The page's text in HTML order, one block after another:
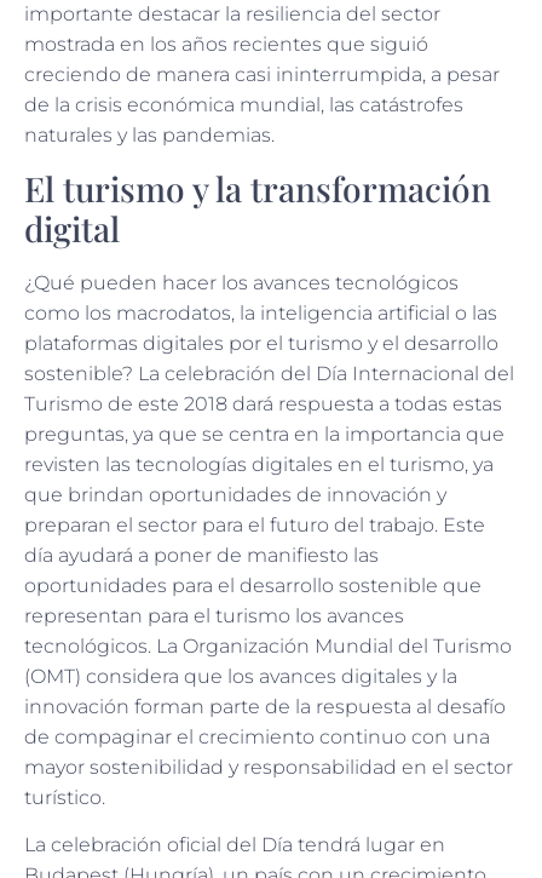
importante destacar la resiliencia del sector
mostrada en los años recientes que siguió
creciendo de manera casi ininterrumpida, a pesar
de la crisis económica mundial, las catástrofes
naturales y las pandemias.
El turismo y la transformación
digital
¿Qué pueden hacer los avances tecnológicos
como los macrodatos, la inteligencia artificial o las
plataformas digitales por el turismo y el desarrollo
sostenible? La celebración del Día Internacional del
Turismo de este 2018 dará respuesta a todas estas
preguntas, ya que se centra en la importancia que
revisten las tecnologías digitales en el turismo, ya
que brindan oportunidades de innovación y
preparan el sector para el futuro del trabajo. Este
día ayudará a poner de manifiesto las
oportunidades para el desarrollo sostenible que
representan para el turismo los avances
tecnológicos. La Organización Mundial del Turismo
(OMT) considera que los avances digitales y la
innovación forman parte de la respuesta al desafío
de compaginar el crecimiento continuo con una
mayor sostenibilidad y responsabilidad en el sector
turístico.
La celebración oficial del Día tendrá lugar en